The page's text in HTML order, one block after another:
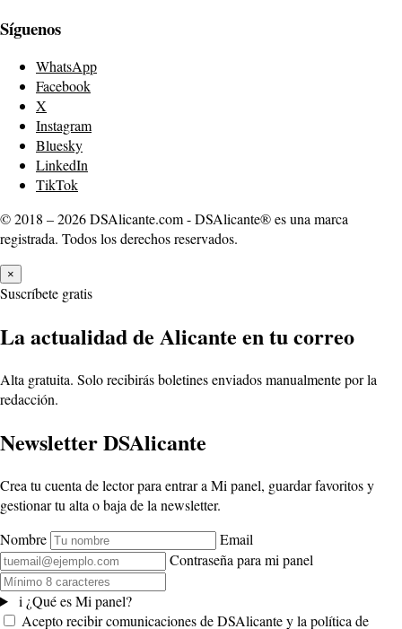
Síguenos
WhatsApp
Facebook
X
Instagram
Bluesky
LinkedIn
TikTok
© 2018 – 2026 DSAlicante.com - DSAlicante® es una marca
registrada. Todos los derechos reservados.
×
Suscríbete gratis
La actualidad de Alicante en tu correo
Alta gratuita. Solo recibirás boletines enviados manualmente por la
redacción.
Newsletter DSAlicante
Crea tu cuenta de lector para entrar a Mi panel, guardar favoritos y
gestionar tu alta o baja de la newsletter.
Nombre
Email
Contraseña para mi panel
i ¿Qué es Mi panel?
Acepto recibir comunicaciones de DSAlicante y la política de